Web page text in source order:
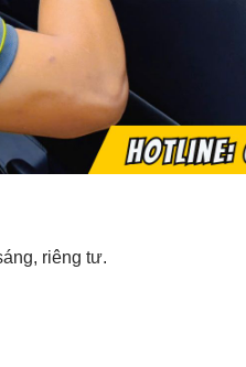
riêng tư.